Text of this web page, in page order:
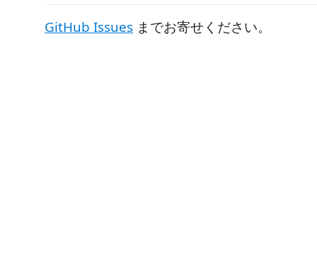
GitHub Issues までお寄せください。